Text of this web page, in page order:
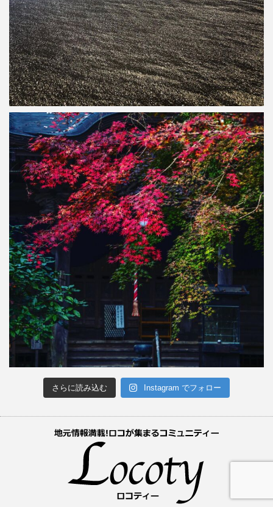
さらに読み込む Instagram でフォロー